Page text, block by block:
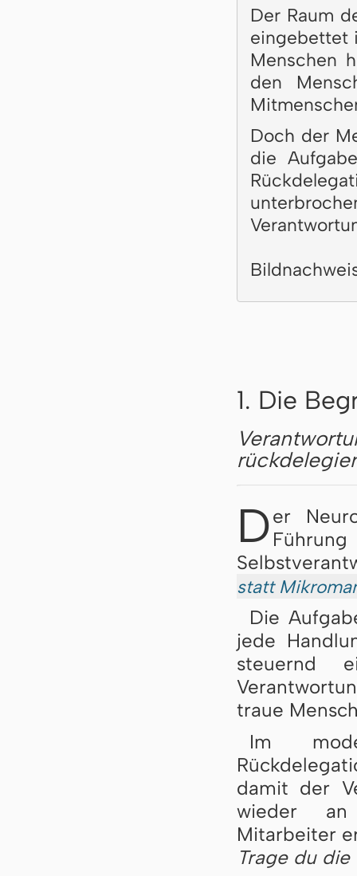
Der Raum
eingebettet
Menschen
den
Doch der
die
1. Die
Der
statt
Die
jede
steuernd
traue
Im
damit der
wieder an
Mitarbeiter
Trage du